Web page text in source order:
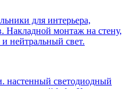
для интерьера,
Накладной монтаж на стену,
нейтральный свет.
настенный светодиодный